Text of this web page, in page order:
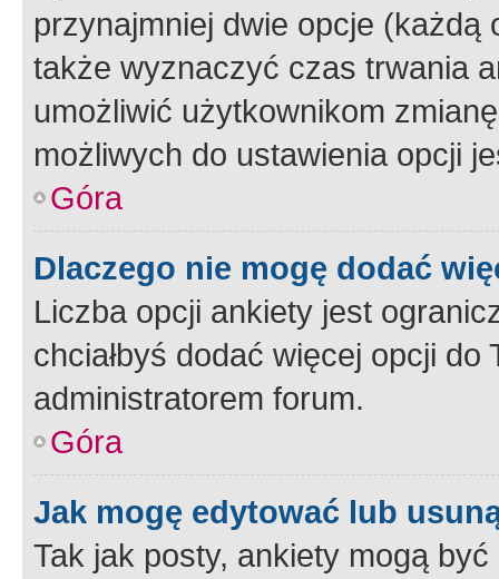
przynajmniej dwie opcje
także wyznaczyć czas trwania
umożliwić użytkownikom
możliwych do ustawienia opcji
Góra
Dlaczego nie mogę dodać
Liczba opcji ankiety jest
chciałbyś dodać więcej opcji
administratorem forum.
Góra
Jak mogę edytować lub
Tak jak posty, ankiety mogą